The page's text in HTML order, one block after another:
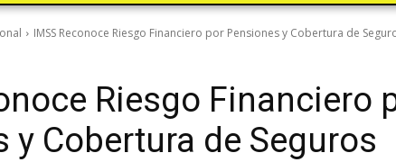
IMSS Reconoce Riesgo Financiero por Pensiones y Cobertura de
Riesgo Financiero
y Cobertura de Seguros